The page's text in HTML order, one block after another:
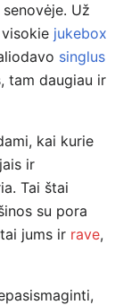
senovėje. Už
jukebox
singlus
tam daugiau ir
kai kurie
ir
Tai štai
su pora
jums ir rave,